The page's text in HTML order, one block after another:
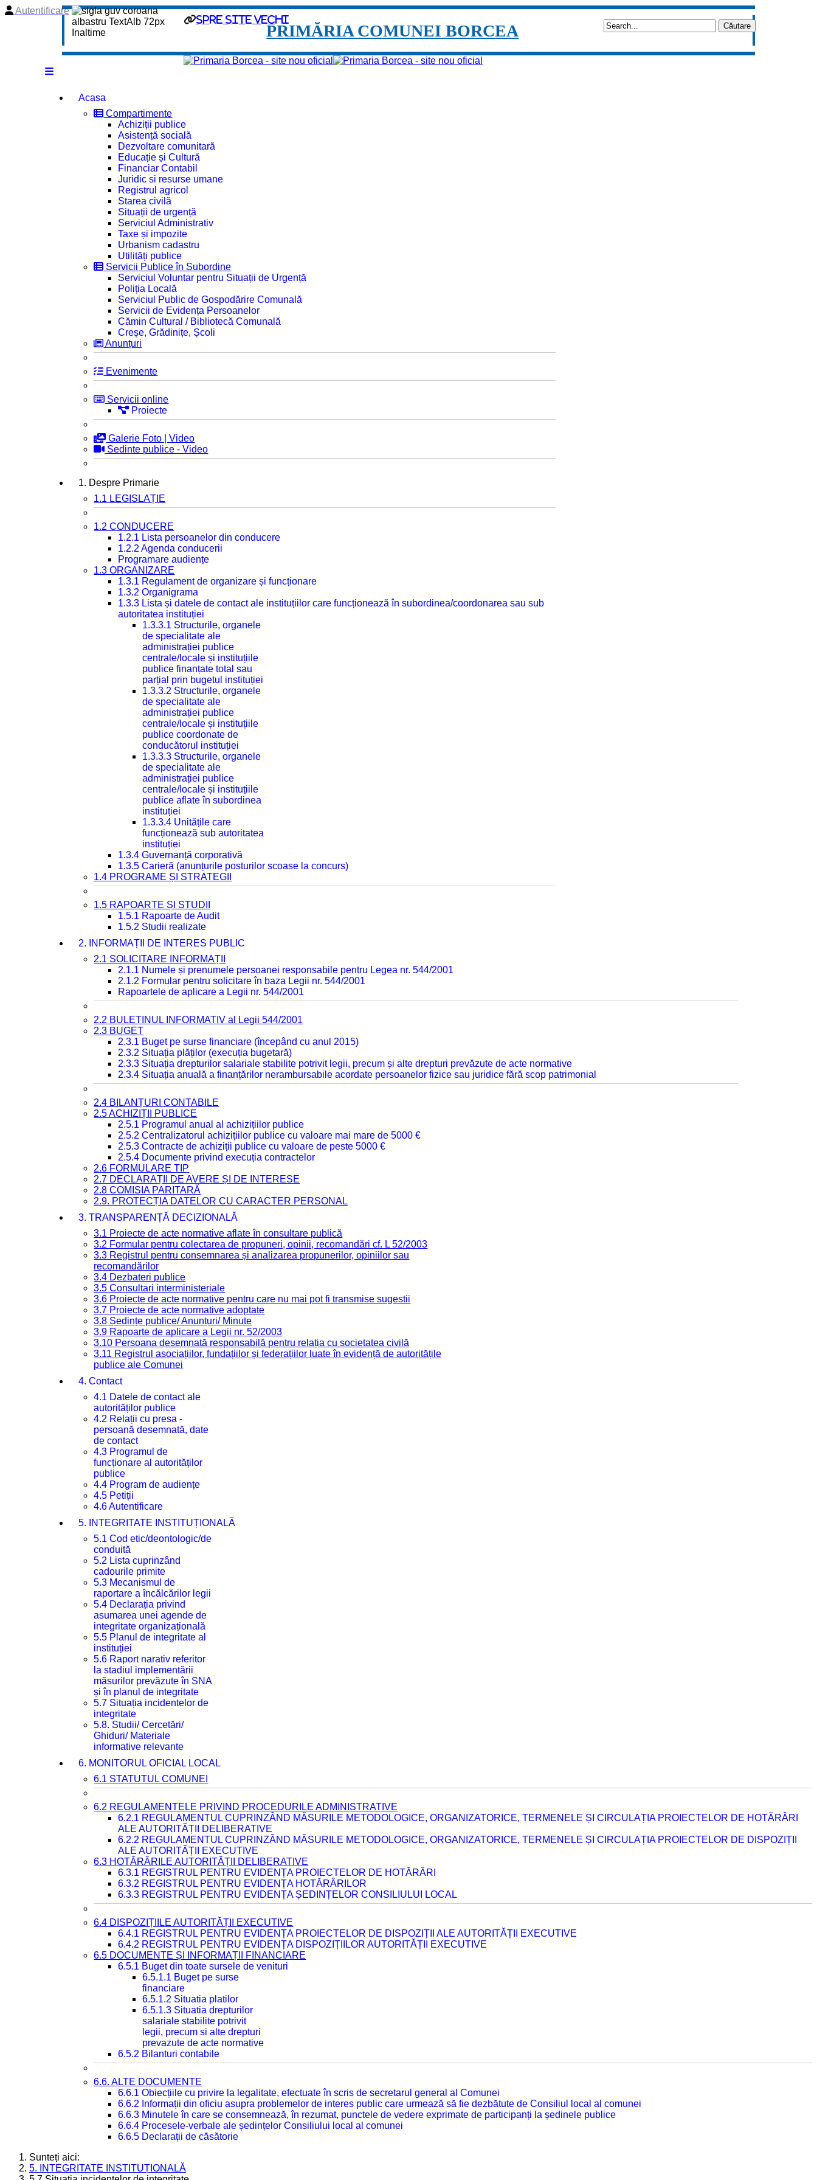
spre site vechi
Autentificare
PRIMĂRIA COMUNEI BORCEA
Acasa
Compartimente
Achiziții publice
Asistență socială
Dezvoltare comunitară
Educație și Cultură
Financiar Contabil
Juridic si resurse umane
Registrul agricol
Starea civilă
Situații de urgență
Serviciul Administrativ
Taxe și impozite
Urbanism cadastru
Utilități publice
Servicii Publice în Subordine
Serviciul Voluntar pentru Situații de Urgență
Poliția Locală
Serviciul Public de Gospodărire Comunală
Servicii de Evidența Persoanelor
Cămin Cultural / Bibliotecă Comunală
Creșe, Grădinițe, Școli
Anunțuri
Evenimente
Servicii online
Proiecte
Galerie Foto | Video
Sedinte publice - Video
1. Despre Primarie
1.1 LEGISLAȚIE
1.2 CONDUCERE
1.2.1 Lista persoanelor din conducere
1.2.2 Agenda conducerii
Programare audiențe
1.3 ORGANIZARE
1.3.1 Regulament de organizare și funcționare
1.3.2 Organigrama
1.3.3 Lista și datele de contact ale instituțiilor care funcționează în subordinea/coordonarea sau sub
autoritatea instituției
1.3.3.1 Structurile, organele
de specialitate ale
administrației publice
centrale/locale și instituțiile
publice finanțate total sau
parțial prin bugetul instituției
1.3.3.2 Structurile, organele
de specialitate ale
administrației publice
centrale/locale și instituțiile
publice coordonate de
conducătorul instituției
1.3.3.3 Structurile, organele
de specialitate ale
administrației publice
centrale/locale și instituțiile
publice aflate în subordinea
instituției
1.3.3.4 Unitățile care
funcționează sub autoritatea
instituției
1.3.4 Guvernanță corporativă
1.3.5 Carieră (anunțurile posturilor scoase la concurs)
1.4 PROGRAME ȘI STRATEGII
1.5 RAPOARTE ȘI STUDII
1.5.1 Rapoarte de Audit
1.5.2 Studii realizate
2. INFORMAȚII DE INTERES PUBLIC
2.1 SOLICITARE INFORMAȚII
2.1.1 Numele și prenumele persoanei responsabile pentru Legea nr. 544/2001
2.1.2 Formular pentru solicitare în baza Legii nr. 544/2001
Rapoartele de aplicare a Legii nr. 544/2001
2.2 BULETINUL INFORMATIV al Legii 544/2001
2.3 BUGET
2.3.1 Buget pe surse financiare (începând cu anul 2015)
2.3.2 Situația plăților (execuția bugetară)
2.3.3 Situația drepturilor salariale stabilite potrivit legii, precum și alte drepturi prevăzute de acte normative
2.3.4 Situația anuală a finanțărilor nerambursabile acordate persoanelor fizice sau juridice fără scop patrimonial
2.4 BILANȚURI CONTABILE
2.5 ACHIZIȚII PUBLICE
2.5.1 Programul anual al achizițiilor publice
2.5.2 Centralizatorul achizițiilor publice cu valoare mai mare de 5000 €
2.5.3 Contracte de achiziții publice cu valoare de peste 5000 €
2.5.4 Documente privind execuția contractelor
2.6 FORMULARE TIP
2.7 DECLARAȚII DE AVERE ȘI DE INTERESE
2.8 COMISIA PARITARĂ
2.9. PROTECȚIA DATELOR CU CARACTER PERSONAL
3. TRANSPARENȚĂ DECIZIONALĂ
3.1 Proiecte de acte normative aflate în consultare publică
3.2 Formular pentru colectarea de propuneri, opinii, recomandări cf. L 52/2003
3.3 Registrul pentru consemnarea și analizarea propunerilor, opiniilor sau
recomandărilor
3.4 Dezbateri publice
3.5 Consultari interministeriale
3.6 Proiecte de acte normative pentru care nu mai pot fi transmise sugestii
3.7 Proiecte de acte normative adoptate
3.8 Ședințe publice/ Anunțuri/ Minute
3.9 Rapoarte de aplicare a Legii nr. 52/2003
3.10 Persoana desemnată responsabilă pentru relația cu societatea civilă
3.11 Registrul asociațiilor, fundațiilor și federațiilor luate în evidență de autoritățile
publice ale Comunei
4. Contact
4.1 Datele de contact ale
autorităților publice
4.2 Relații cu presa -
persoană desemnată, date
de contact
4.3 Programul de
funcționare al autorităților
publice
4.4 Program de audiențe
4.5 Petiții
4.6 Autentificare
5. INTEGRITATE INSTITUȚIONALĂ
5.1 Cod etic/deontologic/de
conduită
5.2 Lista cuprinzând
cadourile primite
5.3 Mecanismul de
raportare a încălcărilor legii
5.4 Declarația privind
asumarea unei agende de
integritate organizațională
5.5 Planul de integritate al
instituției
5.6 Raport narativ referitor
la stadiul implementării
măsurilor prevăzute în SNA
și în planul de integritate
5.7 Situația incidentelor de
integritate
5.8. Studii/ Cercetări/
Ghiduri/ Materiale
informative relevante
6. MONITORUL OFICIAL LOCAL
6.1 STATUTUL COMUNEI
6.2 REGULAMENTELE PRIVIND PROCEDURILE ADMINISTRATIVE
6.2.1 REGULAMENTUL CUPRINZÂND MĂSURILE METODOLOGICE, ORGANIZATORICE, TERMENELE ȘI CIRCULAȚIA PROIECTELOR DE HOTĂRÂRI
ALE AUTORITĂȚII DELIBERATIVE
6.2.2 REGULAMENTUL CUPRINZÂND MĂSURILE METODOLOGICE, ORGANIZATORICE, TERMENELE ȘI CIRCULAȚIA PROIECTELOR DE DISPOZIȚII
ALE AUTORITĂȚII EXECUTIVE
6.3 HOTĂRÂRILE AUTORITĂȚII DELIBERATIVE
6.3.1 REGISTRUL PENTRU EVIDENȚA PROIECTELOR DE HOTĂRÂRI
6.3.2 REGISTRUL PENTRU EVIDENȚA HOTĂRÂRILOR
6.3.3 REGISTRUL PENTRU EVIDENȚA ȘEDINȚELOR CONSILIULUI LOCAL
6.4 DISPOZIȚIILE AUTORITĂȚII EXECUTIVE
6.4.1 REGISTRUL PENTRU EVIDENȚA PROIECTELOR DE DISPOZIȚII ALE AUTORITĂȚII EXECUTIVE
6.4.2 REGISTRUL PENTRU EVIDENȚA DISPOZIȚIILOR AUTORITĂȚII EXECUTIVE
6.5 DOCUMENTE ȘI INFORMAȚII FINANCIARE
6.5.1 Buget din toate sursele de venituri
6.5.1.1 Buget pe surse
financiare
6.5.1.2 Situatia platilor
6.5.1.3 Situatia drepturilor
salariale stabilite potrivit
legii, precum si alte drepturi
prevazute de acte normative
6.5.2 Bilanturi contabile
6.6. ALTE DOCUMENTE
6.6.1 Obiecțiile cu privire la legalitate, efectuate în scris de secretarul general al Comunei
6.6.2 Informații din oficiu asupra problemelor de interes public care urmează să fie dezbătute de Consiliul local al comunei
6.6.3 Minutele în care se consemnează, în rezumat, punctele de vedere exprimate de participanți la ședinele publice
6.6.4 Procesele-verbale ale ședințelor Consiliului local al comunei
6.6.5 Declarații de căsătorie
Sunteți aici:
5. INTEGRITATE INSTITUȚIONALĂ